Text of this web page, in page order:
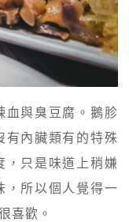
血與臭豆腐。鵝胗
有內臟類有的特殊
，只是味道上稍嫌
，所以個人覺得一
喜歡。